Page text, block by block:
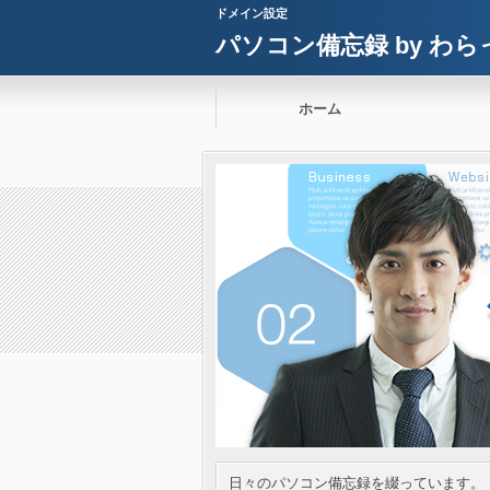
ドメイン設定
パソコン備忘録 by わら
ホーム
日々のパソコン備忘録を綴っています。